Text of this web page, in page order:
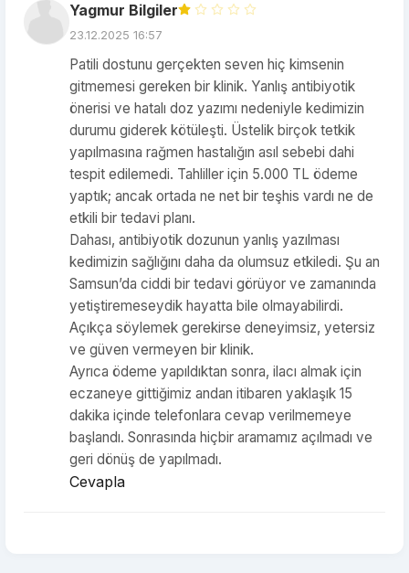
Yagmur Bilgiler
23.12.2025 16:57
Patili dostunu gerçekten seven hiç kimsenin
gitmemesi gereken bir klinik. Yanlış antibiyotik
önerisi ve hatalı doz yazımı nedeniyle kedimizin
durumu giderek kötüleşti. Üstelik birçok tetkik
yapılmasına rağmen hastalığın asıl sebebi dahi
tespit edilemedi. Tahliller için 5.000 TL ödeme
yaptık; ancak ortada ne net bir teşhis vardı ne de
etkili bir tedavi planı.
Dahası, antibiyotik dozunun yanlış yazılması
kedimizin sağlığını daha da olumsuz etkiledi. Şu an
Samsun’da ciddi bir tedavi görüyor ve zamanında
yetiştiremeseydik hayatta bile olmayabilirdi.
Açıkça söylemek gerekirse deneyimsiz, yetersiz
ve güven vermeyen bir klinik.
Ayrıca ödeme yapıldıktan sonra, ilacı almak için
eczaneye gittiğimiz andan itibaren yaklaşık 15
dakika içinde telefonlara cevap verilmemeye
başlandı. Sonrasında hiçbir aramamız açılmadı ve
geri dönüş de yapılmadı.
Cevapla